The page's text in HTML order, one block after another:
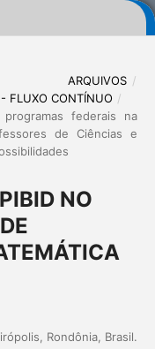
ARQUIVOS /
FLUXO CONTÍNUO /
federais na
de Ciências e
NO
Rondônia, Brasil.